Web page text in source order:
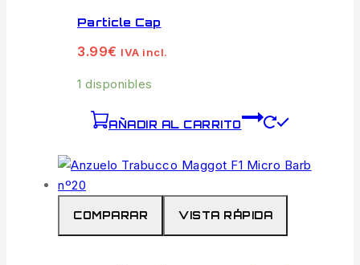
Particle Cap
3.99€ IVA incl.
1 disponibles
AÑADIR AL CARRITO
COMPARAR VISTA RÁPIDA